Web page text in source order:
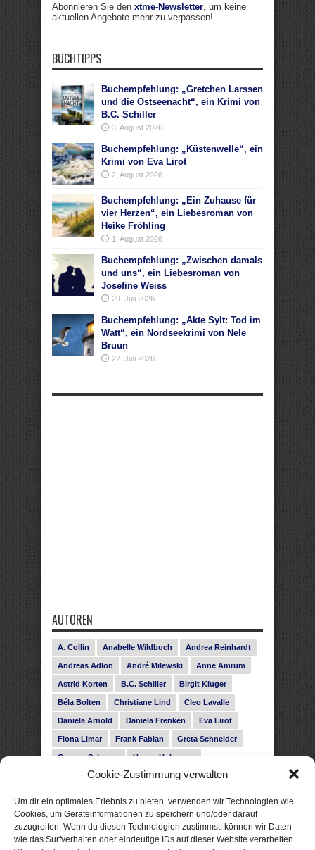
Cookie-Zustimmung verwalten
Um dir ein optimales Erlebnis zu bieten, verwenden wir Technologien wie
Cookies, um Geräteinformationen zu speichern und/oder darauf
zuzugreifen. Wenn du diesen Technologien zustimmst, können wir Daten
wie das Surfverhalten oder eindeutige IDs auf dieser Website verarbeiten.
Abonnieren Sie den xtme-Newsletter, um keine
aktuellen Angebote mehr zu verpassen!
BUCHTIPPS
Buchempfehlung: „Gretchen Larssen
und die Ostseenacht“, ein Krimi von
B.C. Schiller
3. August 2026
Buchempfehlung: „Küstenwelle“, ein
Krimi von Eva Lirot
2. August 2026
Buchempfehlung: „Ein Zuhause für
vier Herzen“, ein Liebesroman von
Heike Fröhling
1. August 2026
Buchempfehlung: „Zwischen damals
und uns“, ein Liebesroman von
Josefine Weiss
29. Juli 2026
Buchempfehlung: „Akte Sylt: Tod im
Watt“, ein Nordseekrimi von Nele
Bruun
22. Juli 2026
AUTOREN
A. Collin Anabelle Wildbuch Andrea Reinhardt
Andreas Adlon André Milewski Anne Amrum
Astrid Korten B.C. Schiller Birgit Kluger
Béla Bolten Christiane Lind Cleo Lavalle
Daniela Arnold Daniela Frenken Eva Lirot
Fiona Limar Frank Fabian Greta Schneider
Gunnar Schwarz Hanna Holmgren
Heike Fröhling Ina Glahe Ivo Pala J. Vellguth
Leonie Haubrich Lilly Labord Livia Pipes
Malin Blunk Marcus Hünnebeck Martin Krist